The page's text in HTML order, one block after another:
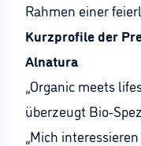
Rahmen einer
Kurzprofile der
Alnatura
„Organic meets
überzeugt Bio-
„Mich